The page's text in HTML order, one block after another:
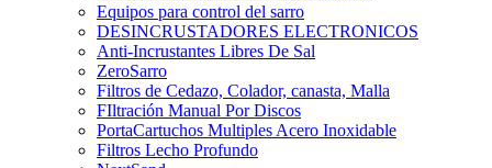
Equipos para control del sarro
DESINCRUSTADORES ELECTRONICOS
Anti-Incrustantes Libres De Sal
ZeroSarro
Filtros de Cedazo, Colador, canasta, Malla
FIltración Manual Por Discos
PortaCartuchos Multiples Acero Inoxidable
Filtros Lecho Profundo